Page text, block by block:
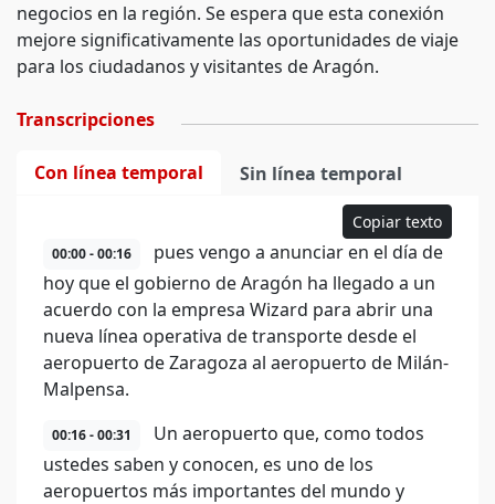
negocios en la región. Se espera que esta conexión
mejore significativamente las oportunidades de viaje
para los ciudadanos y visitantes de Aragón.
Transcripciones
Con línea temporal Sin línea temporal
Copiar texto
00:00 - 00:16
pues vengo a anunciar en el día de
hoy que el gobierno de Aragón ha llegado a un
acuerdo con la empresa Wizard para abrir una
nueva línea operativa de transporte desde el
aeropuerto de Zaragoza al aeropuerto de Milán-
Malpensa.
00:16 - 00:31
Un aeropuerto que, como todos
ustedes saben y conocen, es uno de los
aeropuertos más importantes del mundo y